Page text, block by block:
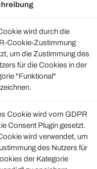
wird durch die
Cookie-Zustimmung
um die Zustimmung des
für die Cookies in der
"Funktional"
Cookie wird vom GDPR
Consent Plugin gesetzt.
wird verwendet, um
des Nutzers für
der Kategorie